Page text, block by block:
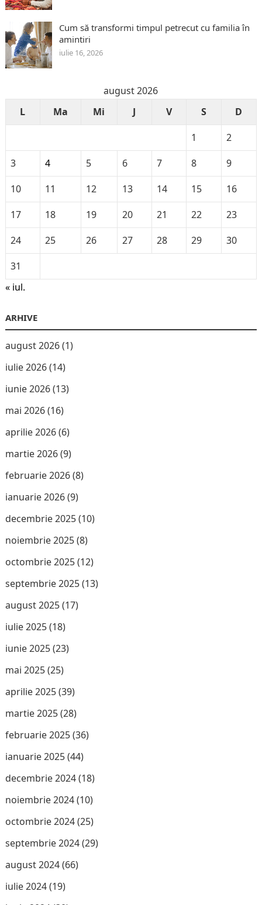
Cum să transformi timpul petrecut cu familia în
amintiri
iulie 16, 2026
august 2026
L
Ma Mi J V S
D
1
2
3
4 5 6 7 8
9
10
11 12 13 14 15
16
17
18 19 20 21 22
23
24
25 26 27 28 29
30
31
« iul.
ARHIVE
august 2026(1)
iulie 2026(14)
iunie 2026(13)
mai 2026(16)
aprilie 2026(6)
martie 2026(9)
februarie 2026(8)
ianuarie 2026(9)
decembrie 2025(10)
noiembrie 2025(8)
octombrie 2025(12)
septembrie 2025(13)
august 2025(17)
iulie 2025(18)
iunie 2025(23)
mai 2025(25)
aprilie 2025(39)
martie 2025(28)
februarie 2025(36)
ianuarie 2025(44)
decembrie 2024(18)
noiembrie 2024(10)
octombrie 2024(25)
septembrie 2024(29)
august 2024(66)
iulie 2024(19)